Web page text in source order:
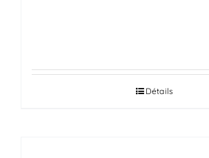
Détails